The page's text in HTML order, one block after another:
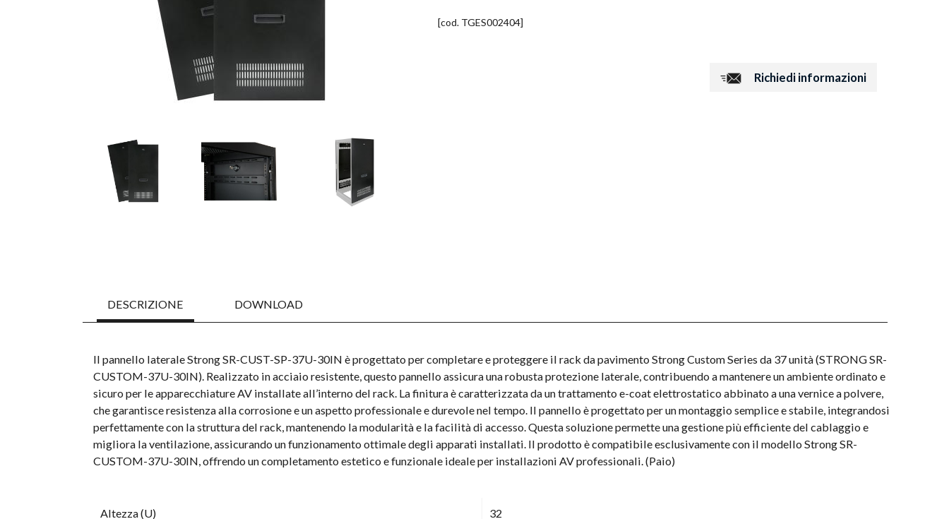
[cod. TGES002404]
Richiedi informazioni
DESCRIZIONE DOWNLOAD
Il pannello laterale Strong SR-CUST-SP-37U-30IN è progettato per completare e proteggere il rack da pavimento Strong Custom Series da 37 unità (STRONG SR-
CUSTOM-37U-30IN). Realizzato in acciaio resistente, questo pannello assicura una robusta protezione laterale, contribuendo a mantenere un ambiente ordinato e
sicuro per le apparecchiature AV installate all’interno del rack. La finitura è caratterizzata da un trattamento e-coat elettrostatico abbinato a una vernice a polvere,
che garantisce resistenza alla corrosione e un aspetto professionale e durevole nel tempo. Il pannello è progettato per un montaggio semplice e stabile, integrandosi
perfettamente con la struttura del rack, mantenendo la modularità e la facilità di accesso. Questa soluzione permette una gestione più efficiente del cablaggio e
migliora la ventilazione, assicurando un funzionamento ottimale degli apparati installati. Il prodotto è compatibile esclusivamente con il modello Strong SR-
CUSTOM-37U-30IN, offrendo un completamento estetico e funzionale ideale per installazioni AV professionali. (Paio)
Altezza (U) 32